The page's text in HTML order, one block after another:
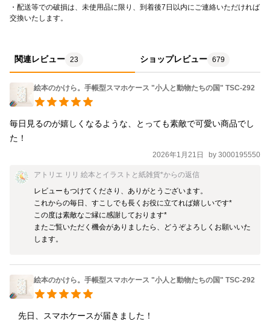
手帳部分：ポリウレタン/ オフホワイト 留め具：マグ
ネット *´‘` *´‘` *´‘` *´‘` * －designed by Atelier RiLi | アトリエ リ
・配送等での破損は、未使用品に限り、到着後7日以内にご連絡いただければ
交換いたします。
関連レビュー 23 ショップレビュー 679
絵本のかけら。手帳型スマホケース "小人と動物たちの国" TSC-292
毎日見るのが嬉しくなるような、とっても素敵で可愛い商品でし
た！
2026年1月21日 by 3000195550
アトリエ リリ 絵本とイラストと紙雑貨*からの返信
レビューもつけてくださり、ありがとうございます。
これからの毎日、すこしでも長くお役に立てれば嬉しいです*
この度は素敵なご縁に感謝しております*
またご覧いただく機会がありましたら、どうぞよろしくお願いいた
します。
絵本のかけら。手帳型スマホケース "小人と動物たちの国" TSC-292
先日、スマホケースが届きました！